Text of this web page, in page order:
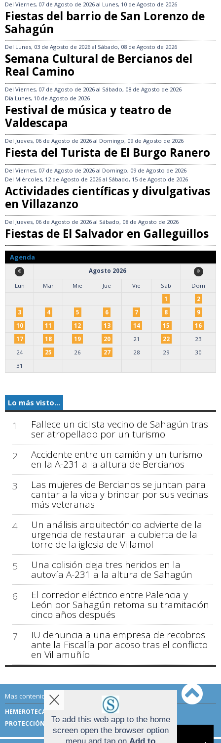
Del Viernes, 07 de Agosto de 2026 al Lunes, 10 de Agosto de 2026
Fiestas del barrio de San Lorenzo de
Sahagún
Del Lunes, 03 de Agosto de 2026 al Sábado, 08 de Agosto de 2026
Semana Cultural de Bercianos del
Real Camino
Del Viernes, 07 de Agosto de 2026 al Sábado, 08 de Agosto de 2026
Día Lunes, 10 de Agosto de 2026
Festival de música y teatro de
Valdescapa
Del Jueves, 06 de Agosto de 2026 al Domingo, 09 de Agosto de 2026
Fiesta del Turista de El Burgo Ranero
Del Viernes, 07 de Agosto de 2026 al Domingo, 09 de Agosto de 2026
Del Miércoles, 12 de Agosto de 2026 al Sábado, 15 de Agosto de 2026
Actividades científicas y divulgativas
en Villazanzo
Del Jueves, 06 de Agosto de 2026 al Sábado, 08 de Agosto de 2026
Fiestas de El Salvador en Galleguillos
Agenda
Agosto 2026
Lun
Mar Mie Jue Vie Sab
Dom
1
2
3
4 5 6 7 8
9
10
11 12 13 14 15
16
17
18 19 20 21 22
23
24
25 26 27 28 29
30
31
Lo más visto...
1 Fallece un ciclista vecino de Sahagún tras
ser atropellado por un turismo
2
Accidente entre un camión y un turismo
en la A-231 a la altura de Bercianos
3
Las mujeres de Bercianos se juntan para
cantar a la vida y brindar por sus vecinas
más veteranas
4
Un análisis arquitectónico advierte de la
urgencia de restaurar la cubierta de la
torre de la iglesia de Villamol
5
Una colisión deja tres heridos en la
autovía A-231 a la altura de Sahagún
6
El corredor eléctrico entre Palencia y
León por Sahagún retoma su tramitación
cinco años después
7
IU denuncia a una empresa de recobros
ante la Fiscalía por acoso tras el conflicto
en Villamuñío
Mas contenido de Sahagún Digital:
HEMEROTECA
TÉRMINOS DE USO
PROTECCIÓN DE DATOS
Aviso sobre el Uso de cookies:
To add this web app to the home
screen open the browser option
menu and tap on Add to